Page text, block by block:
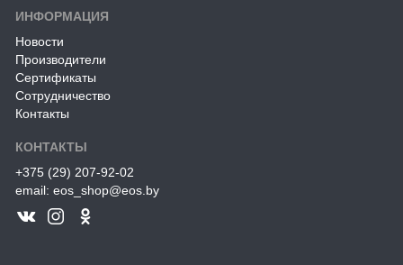
ИНФОРМАЦИЯ
Новости
Производители
Сертификаты
Сотрудничество
Контакты
КОНТАКТЫ
+375 (29) 207-92-02
email: eos_shop@eos.by